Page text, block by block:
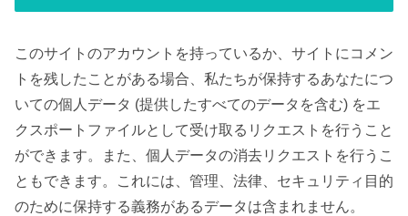
このサイトのアカウントを持っているか、サイトにコメン
トを残したことがある場合、私たちが保持するあなたにつ
いての個人データ (提供したすべてのデータを含む) をエ
クスポートファイルとして受け取るリクエストを行うこと
ができます。また、個人データの消去リクエストを行うこ
ともできます。これには、管理、法律、セキュリティ目的
のために保持する義務があるデータは含まれません。